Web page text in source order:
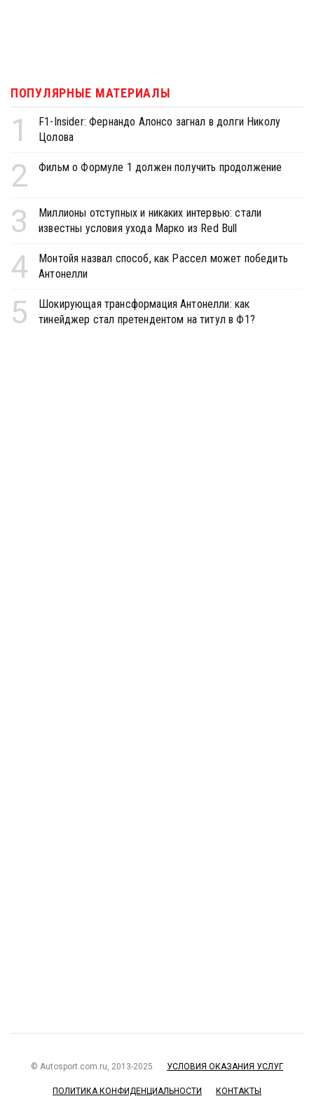
ПОПУЛЯРНЫЕ МАТЕРИАЛЫ
1
F1-Insider: Фернандо Алонсо загнал в долги Николу
Цолова
2 Фильм о Формуле 1 должен получить продолжение
3
Миллионы отступных и никаких интервью: стали
известны условия ухода Марко из Red Bull
4
Монтойя назвал способ, как Рассел может победить
Антонелли
5
Шокирующая трансформация Антонелли: как
тинейджер стал претендентом на титул в Ф1?
© Autosport.com.ru, 2013-2025 УСЛОВИЯ ОКАЗАНИЯ УСЛУГ
ПОЛИТИКА КОНФИДЕНЦИАЛЬНОСТИ КОНТАКТЫ